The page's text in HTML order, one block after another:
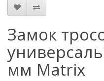
Замок
мм Matrix